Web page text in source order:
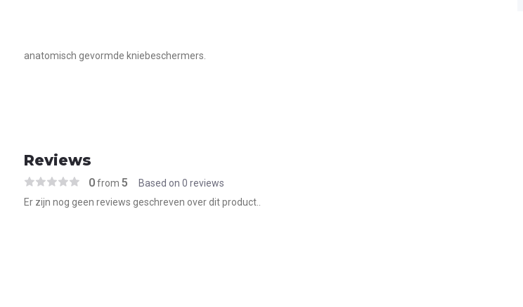
anatomisch gevormde kniebeschermers.
Reviews
0from 5 Based on 0 reviews
Er zijn nog geen reviews geschreven over dit product..